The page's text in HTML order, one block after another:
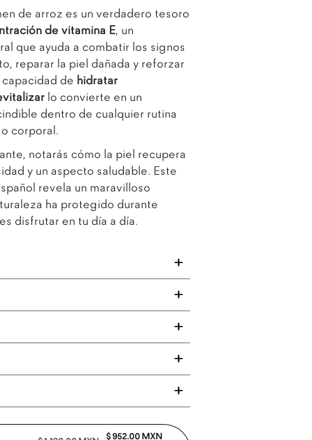
de arroz es un verdadero tesoro
de vitamina E, un
que ayuda a combatir los signos
reparar la piel dañada y reforzar
de hidratar
lo convierte en un
dentro de cualquier rutina
corporal.
notarás cómo la piel recupera
y un aspecto saludable. Este
revela un maravilloso
ha protegido durante
disfrutar en tu día a día.
$ 952.00 MXN